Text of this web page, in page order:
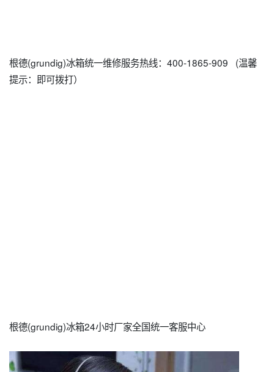
根德(grundig)冰箱统一维修服务热线：400-1865-909 (温馨
提示：即可拨打）
根德(grundig)冰箱24小时厂家全国统一客服中心